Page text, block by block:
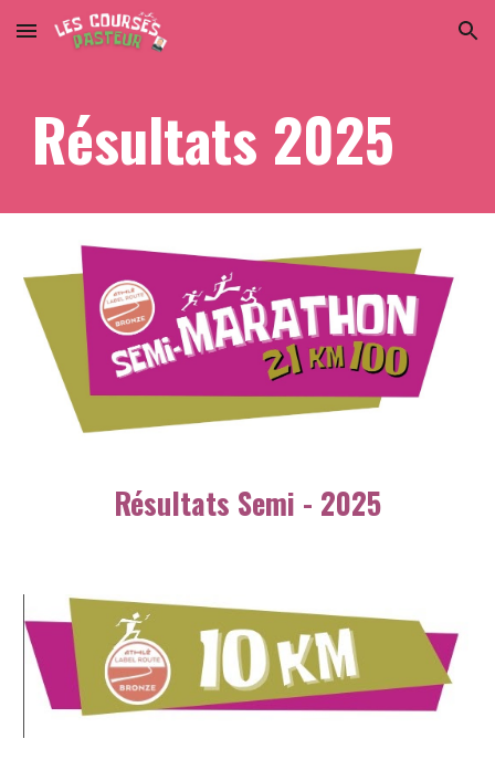
Skip to main content Skip to navigation
Résultats 2025
Résultats Semi - 2025